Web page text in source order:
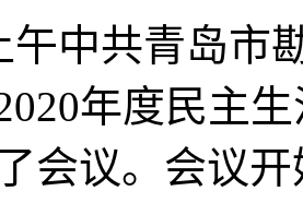
午中共青岛市
年度民主
会议。会议